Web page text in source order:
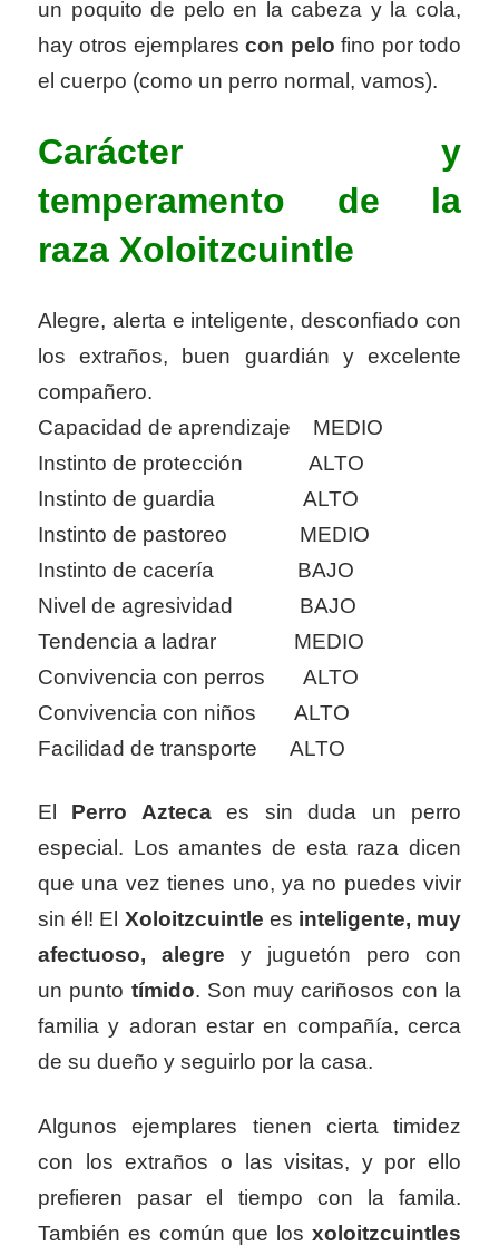
un poquito de pelo en la cabeza y la cola,
hay otros ejemplares con pelofino por todo
el cuerpo (como un perro normal, vamos).
Carácter y
temperamento de la
raza Xoloitzcuintle
Alegre, alerta e inteligente, desconfiado con
los extraños, buen guardián y excelente
compañero.
Capacidad de aprendizaje MEDIO
Instinto de protección ALTO
Instinto de guardia ALTO
Instinto de pastoreo MEDIO
Instinto de cacería BAJO
Nivel de agresividad BAJO
Tendencia a ladrar MEDIO
Convivencia con perros ALTO
Convivencia con niños ALTO
Facilidad de transporte ALTO
El Perro Aztecaes sin duda un perro
especial. Los amantes de esta raza dicen
que una vez tienes uno, ya no puedes vivir
sin él! El Xoloitzcuintle es inteligente, muy
afectuoso, alegre y juguetón pero con
un punto tímido. Son muy cariñosos con la
familia y adoran estar en compañía, cerca
de su dueño y seguirlo por la casa.
Algunos ejemplares tienen cierta timidez
con los extraños o las visitas, y por ello
prefieren pasar el tiempo con la famila.
También es común que los xoloitzcuintles